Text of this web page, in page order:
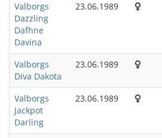
Valborgs
Dazzling
Dafhne
Davina
23.06.1989
Valborgs
Diva Dakota
23.06.1989
Valborgs
Jackpot
Darling
23.06.1989